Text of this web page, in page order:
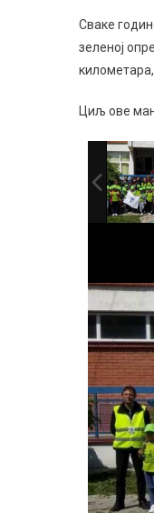
Сваке
зеленој
Циљ ове